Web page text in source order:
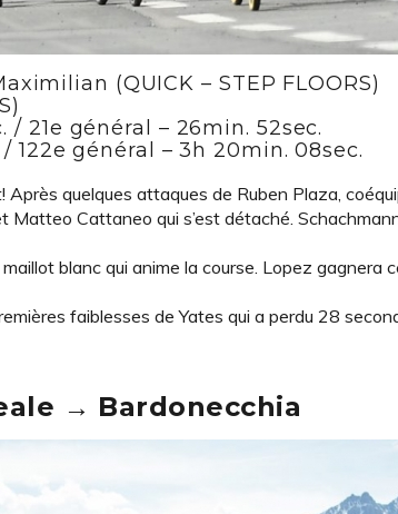
(QUICK – STEP FLOORS)
/ 21e général – 26min. 52sec.
122e général – 3h 20min. 08sec.
Après quelques attaques de Ruben Plaza,
Cattaneo qui s’est détaché.
maillot blanc qui anime la course. Lopez
faiblesses de Yates qui a perdu 28
→ Bardonecchia